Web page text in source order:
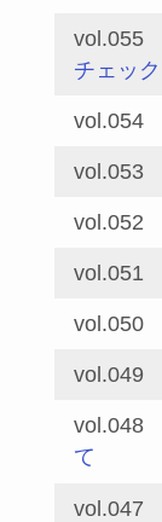
vol.055
チェック
vol.054
vol.053
vol.052
vol.051
vol.050
vol.049
vol.048
て
vol.047